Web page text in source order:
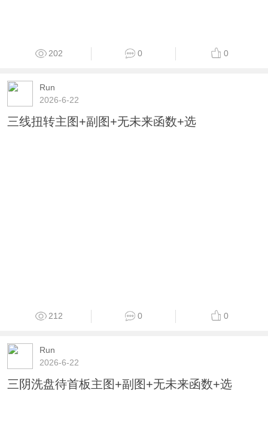
202 0 0
Run
2026-6-22
三线扭转主图+副图+无未来函数+选
212 0 0
Run
2026-6-22
三阴洗盘待首板主图+副图+无未来函数+选